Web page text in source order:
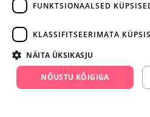
FUNKTSIONAALSED
KLASSIFITSEERIMATA
NÄITA ÜKSIKASJU
NÕUSTU KÕIGIGA